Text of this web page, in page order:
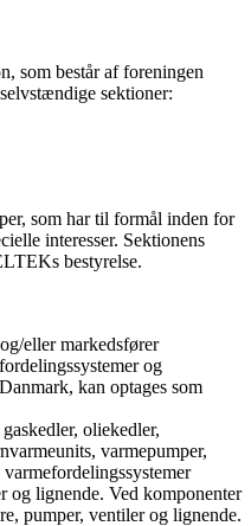
som består af foreningen
sektioner:
som har til formål inden for
interesser. Sektionens
bestyrelse.
eller markedsfører
og
kan optages som
oliekedler,
varmepumper,
og lignende. Ved komponenter
pumper, ventiler og lignende.